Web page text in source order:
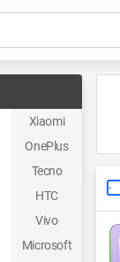
Xiaomi
OnePlus
Tecno
HTC
Vivo
Microsoft